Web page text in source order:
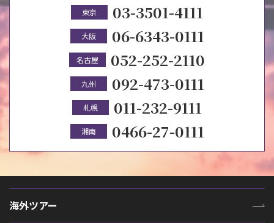
東京 03-3501-4111
大阪 06-6343-0111
名古屋 052-252-2110
九州 092-473-0111
札幌 011-232-9111
湘南 0466-27-0111
海外ツアー